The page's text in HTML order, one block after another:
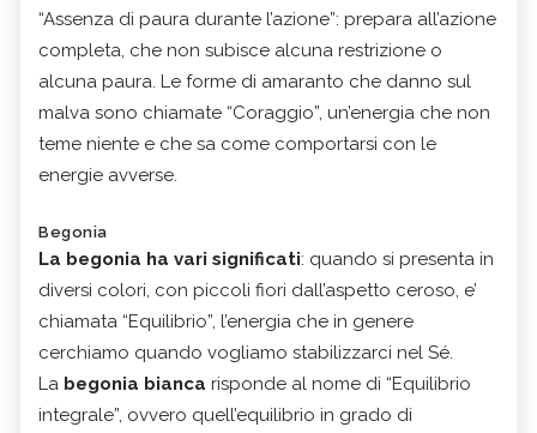
“Assenza di paura durante l’azione”: prepara all’azione
completa, che non subisce alcuna restrizione o
alcuna paura. Le forme di amaranto che danno sul
malva sono chiamate “Coraggio”, un’energia che non
teme niente e che sa come comportarsi con le
energie avverse.
Begonia
La begonia ha vari significati: quando si presenta in
diversi colori, con piccoli fiori dall’aspetto ceroso, e’
chiamata “Equilibrio”, l’energia che in genere
cerchiamo quando vogliamo stabilizzarci nel Sé.
La begonia bianca risponde al nome di “Equilibrio
integrale”, ovvero quell’equilibrio in grado di